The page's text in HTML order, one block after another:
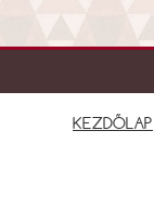
KEZDŐLAP